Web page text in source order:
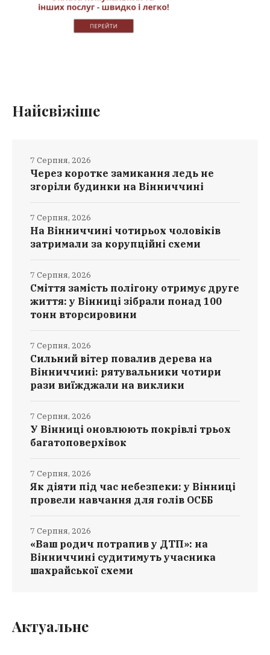
Найсвіжіше
Через коротке замикання ледь не
згоріли будинки на Вінниччині
7 Серпня, 2026
На Вінниччині чотирьох чоловіків
затримали за корупційні схеми
7 Серпня, 2026
Сміття замість полігону отримує друге
життя: у Вінниці зібрали понад 100
тонн вторсировини
7 Серпня, 2026
Сильний вітер повалив дерева на
Вінниччині: рятувальники чотири
рази виїжджали на виклики
7 Серпня, 2026
У Вінниці оновлюють покрівлі трьох
багатоповерхівок
7 Серпня, 2026
Як діяти під час небезпеки: у Вінниці
провели навчання для голів ОСББ
7 Серпня, 2026
«Ваш родич потрапив у ДТП»: на
Вінниччині судитимуть учасника
шахрайської схеми
7 Серпня, 2026
Актуальне